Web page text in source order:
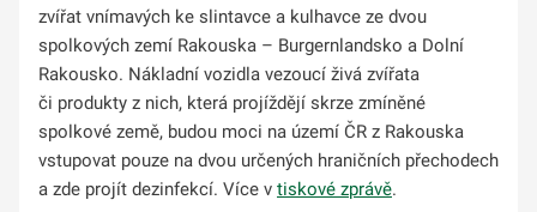
zvířat vnímavých ke slintavce a kulhavce ze dvou
spolkových zemí Rakouska – Burgernlandsko a Dolní
Rakousko. Nákladní vozidla vezoucí živá zvířata
či produkty z nich, která projíždějí skrze zmíněné
spolkové země, budou moci na území ČR z Rakouska
vstupovat pouze na dvou určených hraničních přechodech
a zde projít dezinfekcí. Více v tiskové zprávě.